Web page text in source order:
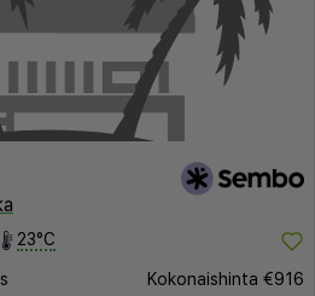
23°C
Kokonaishinta €916